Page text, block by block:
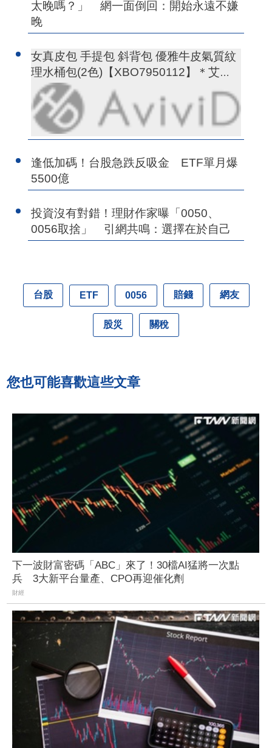
太晚嗎？」 網一面倒回：開始永遠不嫌
晚
女真皮包 手提包 斜背包 優雅牛皮氣質紋
理水桶包(2色)【XBO7950112】＊艾美
時尚(現+預)
逢低加碼！台股急跌反吸金 ETF單月爆
5500億
投資沒有對錯！理財作家曝「0050、
0056取捨」 引網共鳴：選擇在於自己
台股 ETF 0056 賠錢 網友
股災 關稅
您也可能喜歡這些文章
下一波財富密碼「ABC」來了！30檔AI猛將一次點
兵 3大新平台量產、CPO再迎催化劑
財經